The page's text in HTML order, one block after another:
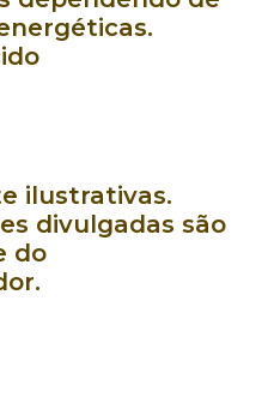
ilustrativas.
divulgadas são
do